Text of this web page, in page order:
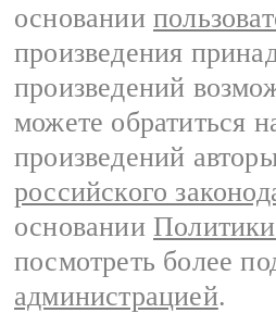
основании
произведения
произведений
можете обратиться
произведений
российского
основании
посмотреть более
администрацией.